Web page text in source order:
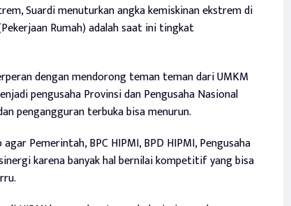
Suardi menuturkan angka kemiskinan ekstrem di
Rumah) adalah saat ini tingkat
dengan mendorong teman teman dari UMKM
pengusaha Provinsi dan Pengusaha Nasional
pengangguran terbuka bisa menurun.
Pemerintah, BPC HIPMI, BPD HIPMI, Pengusaha
karena banyak hal bernilai kompetitif yang bisa